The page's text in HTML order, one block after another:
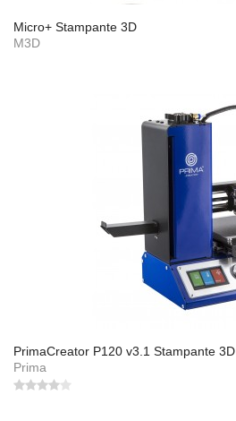
Micro+ Stampante 3D
M3D
PrimaCreator P120 v3.1 Stampante 3D
Prima